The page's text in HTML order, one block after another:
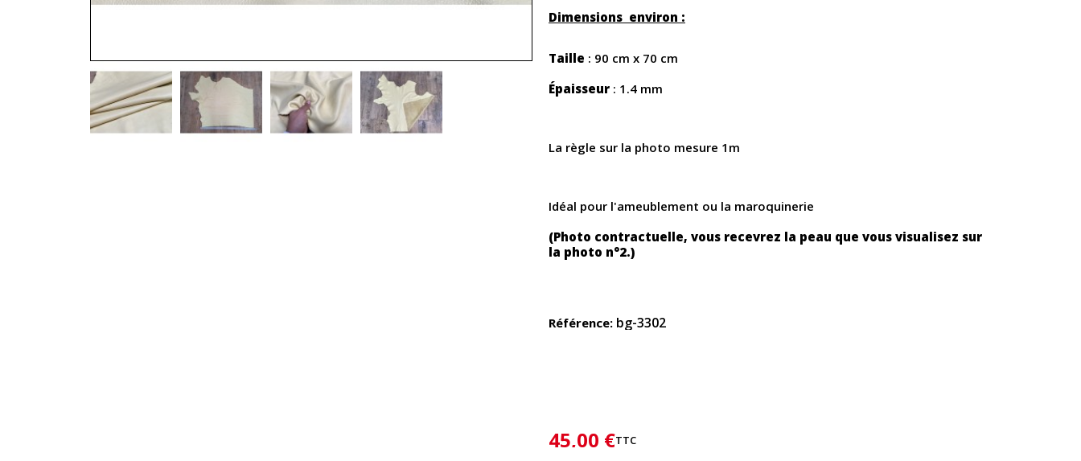
Dimensions environ :
Taille : 90 cm x 70 cm
Épaisseur : 1.4 mm
La règle sur la photo mesure 1m
Idéal pour l'ameublement ou la maroquinerie
(Photo contractuelle, vous recevrez la peau que vous visualisez sur
la photo n°2.)
Référence bg-3302
45,00 €TTC